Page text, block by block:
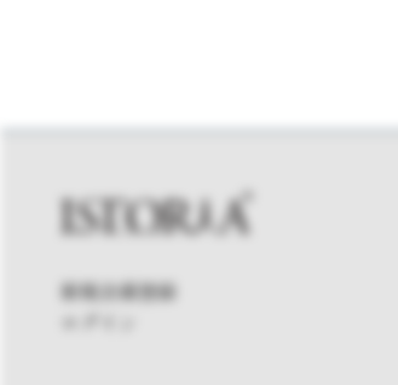
新規会員登録